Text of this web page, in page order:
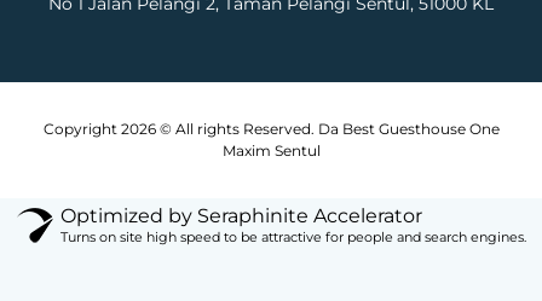
Copyright 2026 © All rights Reserved. Da Best Guesthouse One
Maxim Sentul
Optimized by Seraphinite Accelerator
Turns on site high speed to be attractive for people and search engines.